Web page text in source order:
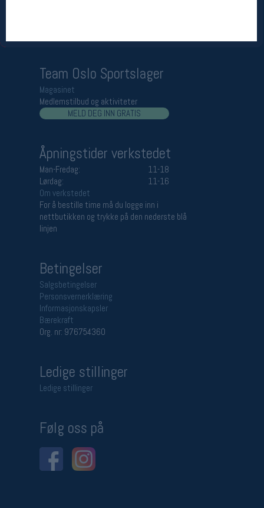
Team Oslo Sportslager
Magasinet
Medlemstilbud og aktiviteter
MELD DEG INN GRATIS
Åpningstider verkstedet
Man-Fredag:
11-18
Lørdag:
11-16
Om verkstedet
For å bestille time må du logge inn i
nettbutikken og trykke på den nederste blå
linjen
Betingelser
Salgsbetingelser
Personsvernerklæring
Informasjonskapsler
Bærekraft
Org. nr: 976754360
Ledige stillinger
Ledige stillinger
Følg oss på